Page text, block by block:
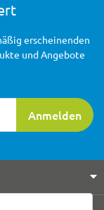
Anmelden
erscheinenden
und Angebote